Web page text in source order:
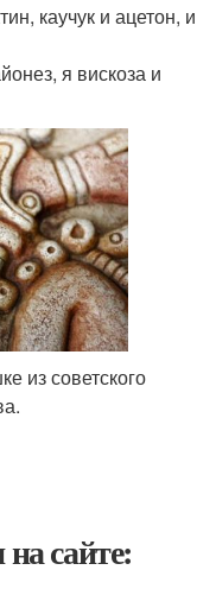
каучук и ацетон, и
я вискоза и
из советского
сайте: